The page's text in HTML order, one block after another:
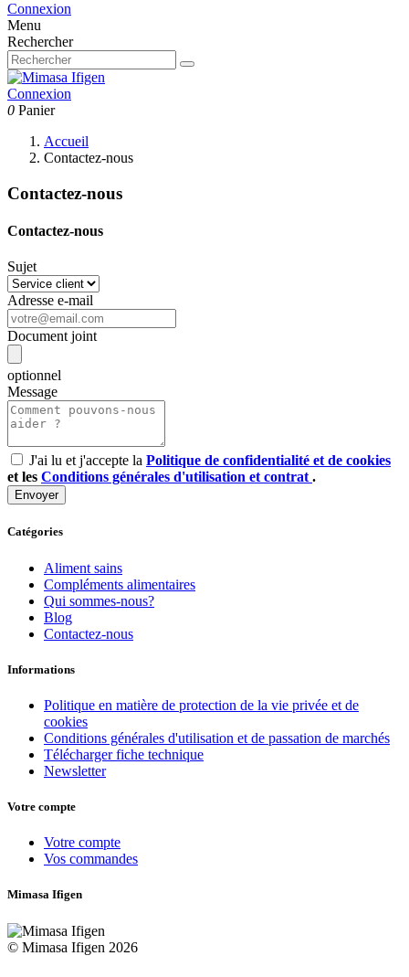
Connexion
Menu
Rechercher
Connexion
0 Panier
Accueil
Contactez-nous
Contactez-nous
Contactez-nous
Sujet
Adresse e-mail
Document joint
optionnel
Message
J'ai lu et j'accepte la Politique de confidentialité et de cookies
et les Conditions générales d'utilisation et contrat .
Catégories
Aliment sains
Compléments alimentaires
Qui sommes-nous?
Blog
Contactez-nous
Informations
Politique en matière de protection de la vie privée et de
cookies
Conditions générales d'utilisation et de passation de marchés
Télécharger fiche technique
Newsletter
Votre compte
Votre compte
Vos commandes
Mimasa Ifigen
© Mimasa Ifigen 2026